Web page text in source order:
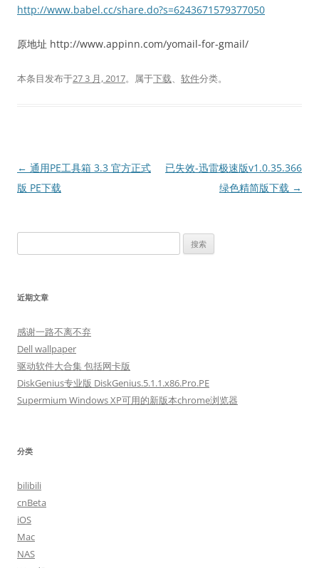
http://www.babel.cc/share.do?s=6243671579377050
原地址 http://www.appinn.com/yomail-for-gmail/
本条目发布于27 3 月, 2017。属于下载、 软件分类。
文
章
← 通用PE工具箱 3.3 官方正式
版 PE下载
已失效-迅雷极速版v1.0.35.366
绿色精简版下载 →
索：
近期文章
感谢一路不离不弃
Dell wallpaper
驱动软件大合集 包括网卡版
DiskGenius专业版 DiskGenius.5.1.1.x86.Pro.PE
Supermium Windows XP可用的新版本chrome浏览器
分类
bilibili
cnBeta
iOS
Mac
NAS